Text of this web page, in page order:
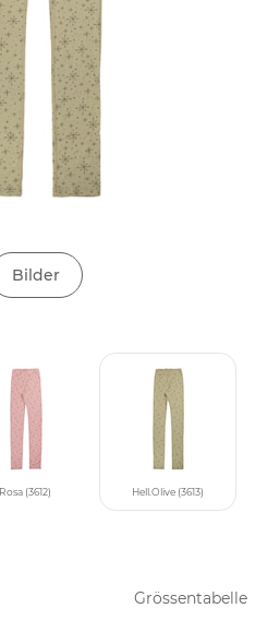
Bilder
Rosa (3612) Hell.Olive (3613)
Grössentabelle